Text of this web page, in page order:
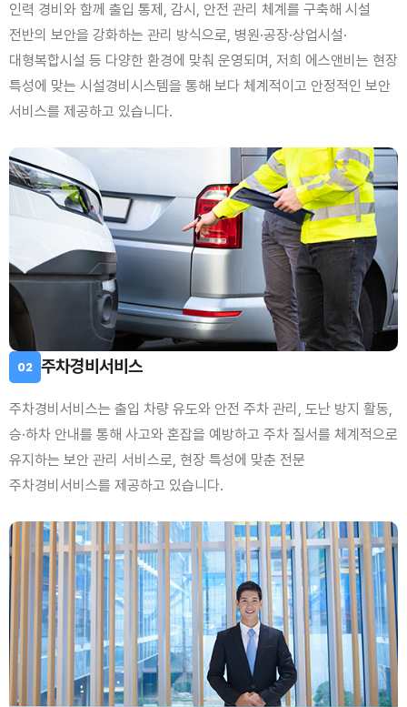
인력 경비와 함께 출입 통제, 감시, 안전 관리 체계를 구축해 시설
전반의 보안을 강화하는 관리 방식으로, 병원·공장·상업시설·
대형복합시설 등 다양한 환경에 맞춰 운영되며, 저희 에스앤비는 현장
특성에 맞는 시설경비시스템을 통해 보다 체계적이고 안정적인 보안
서비스를 제공하고 있습니다.
02 주차경비서비스
주차경비서비스는 출입 차량 유도와 안전 주차 관리, 도난 방지 활동,
승·하차 안내를 통해 사고와 혼잡을 예방하고 주차 질서를 체계적으로
유지하는 보안 관리 서비스로, 현장 특성에 맞춘 전문
주차경비서비스를 제공하고 있습니다.